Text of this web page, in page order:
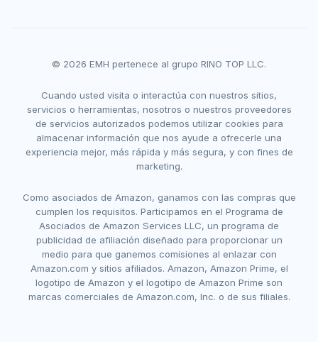
© 2026 EMH pertenece al grupo RINO TOP LLC.
Cuando usted visita o interactúa con nuestros sitios,
servicios o herramientas, nosotros o nuestros proveedores
de servicios autorizados podemos utilizar cookies para
almacenar información que nos ayude a ofrecerle una
experiencia mejor, más rápida y más segura, y con fines de
marketing.
Como asociados de Amazon, ganamos con las compras que
cumplen los requisitos. Participamos en el Programa de
Asociados de Amazon Services LLC, un programa de
publicidad de afiliación diseñado para proporcionar un
medio para que ganemos comisiones al enlazar con
Amazon.com y sitios afiliados. Amazon, Amazon Prime, el
logotipo de Amazon y el logotipo de Amazon Prime son
marcas comerciales de Amazon.com, Inc. o de sus filiales.